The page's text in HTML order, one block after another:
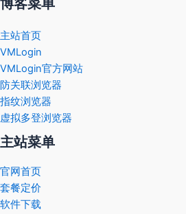
主站首页
VMLogin
VMLogin官方网站
防关联浏览器
指纹浏览器
虚拟多登浏览器
主站菜单
官网首页
套餐定价
软件下载